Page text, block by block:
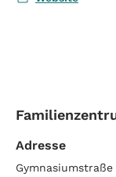
Adresse
Gymnasiumstraße